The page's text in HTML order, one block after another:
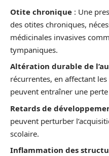
Otite chronique : Une
des otites chroniques,
médicinales invasives
tympaniques.
Altération durable de
récurrentes, en affectant
peuvent entraîner une
Retards de
peuvent perturber
scolaire.
Inflammation des